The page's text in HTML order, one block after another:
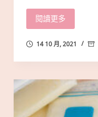
閱讀更多
14 10 月, 2021